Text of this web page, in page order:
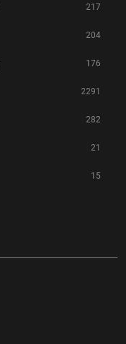
217
204
176
2291
282
21
15